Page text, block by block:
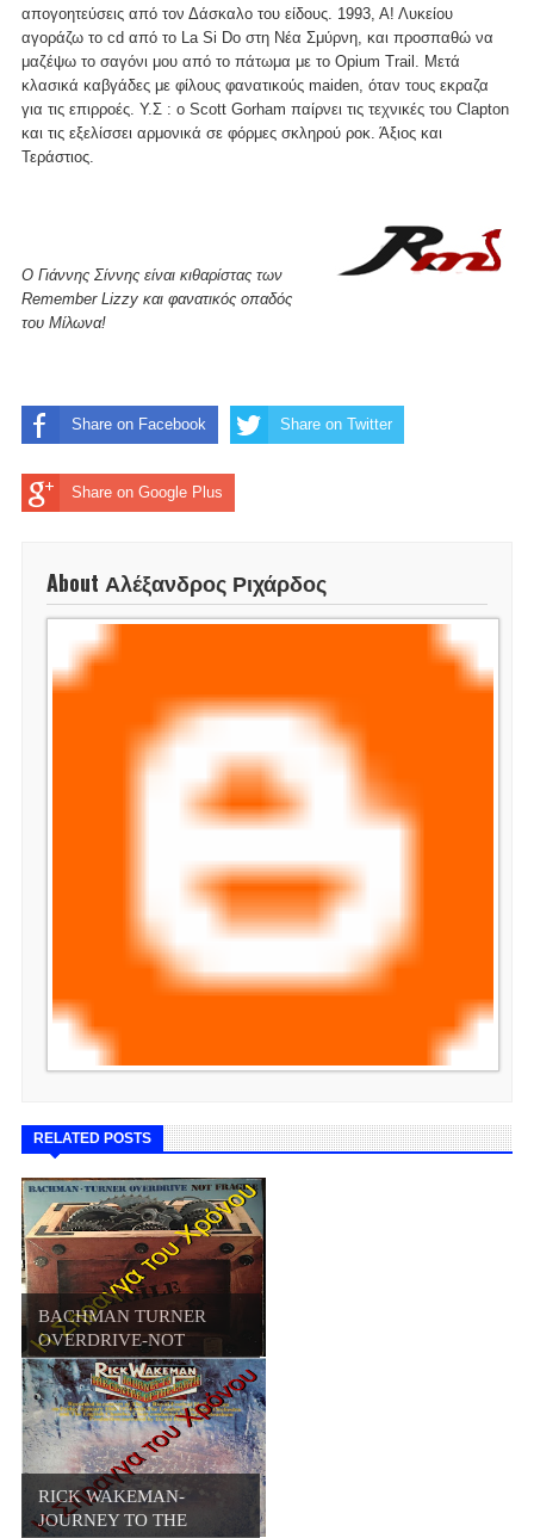
απογοητεύσεις από τον Δάσκαλο του είδους. 1993, Α! Λυκείου
αγοράζω το cd από το La Si Do στη Νέα Σμύρνη, και προσπαθώ να
μαζέψω το σαγόνι μου από το πάτωμα με το Opium Trail. Μετά
κλασικά καβγάδες με φίλους φανατικούς maiden, όταν τους εκραζα
για τις επιρροές. Υ.Σ : ο Scott Gorham παίρνει τις τεχνικές του Clapton
και τις εξελίσσει αρμονικά σε φόρμες σκληρού ροκ. Άξιος και
Τεράστιος.
Ο Γιάννης Σίννης είναι κιθαρίστας των
Remember Lizzy και φανατικός οπαδός
του Μίλωνα!
Share on Facebook Share on Twitter
Share on Google Plus
About Αλέξανδρος Ριχάρδος
RELATED POSTS
BACHMAN TURNER
OVERDRIVE-NOT
FRAGIL...
RICK WAKEMAN-
JOURNEY TO THE